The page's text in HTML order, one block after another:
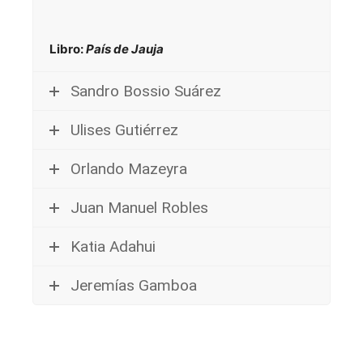
Libro:País de Jauja
Sandro Bossio Suárez
Ulises Gutiérrez
Orlando Mazeyra
Juan Manuel Robles
Katia Adahui
Jeremías Gamboa